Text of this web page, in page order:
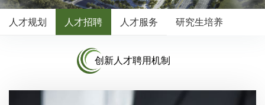
人才规划 人才招聘 人才服务 研究生培养
创新人才聘用机制